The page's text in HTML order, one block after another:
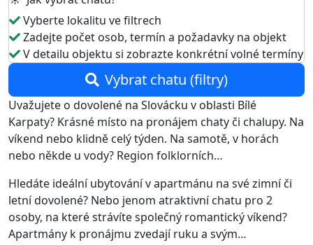
Vyberte lokalitu ve filtrech
Zadejte počet osob, termín a požadavky na objekt
V detailu objektu si zobrazte konkrétní volné termíny
Vybrat chatu (filtry)
Uvažujete o dovolené na Slovácku v oblasti Bílé
Karpaty? Krásné místo na pronájem chaty či chalupy. Na
víkend nebo klidně celý týden. Na samotě, v horách
nebo někde u vody? Region folklorních…
Hledáte ideální ubytování v apartmánu na své zimní či
letní dovolené? Nebo jenom atraktivní chatu pro 2
osoby, na které strávíte společný romantický víkend?
Apartmány k pronájmu zvedají ruku a svým…